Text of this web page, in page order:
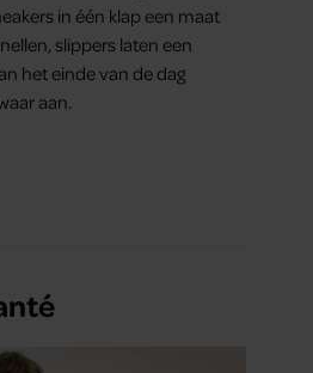
in één klap een maat
slippers laten een
het einde van de dag
aan.